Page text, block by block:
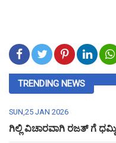
TRENDING NEWS
SUN,25 JAN 2026
ಗಿಲ್ಲಿ ವಿಚಾರವಾಗಿ ರಜತ್ ಗೆ